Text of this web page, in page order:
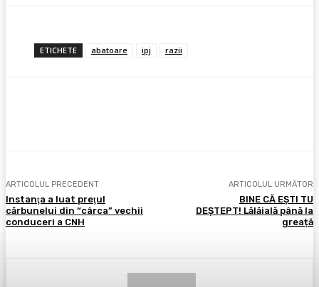
ETICHETE abatoare ipj razii
ARTICOLUL PRECEDENT
Instanţa a luat preţul
cărbunelui din “cârca” vechii
conduceri a CNH
ARTICOLUL URMĂTOR
BINE CĂ EȘTI TU
DEȘTEPT! Lălăială până la
greață